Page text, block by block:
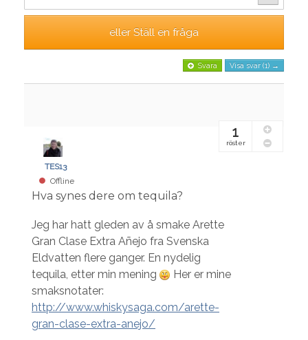
eller Ställ en fråga
Svara Visa svar (1) →
TES13
Offline
Hva synes dere om tequila?
1
röster
Jeg har hatt gleden av å smake Arette
Gran Clase Extra Añejo fra Svenska
Eldvatten flere ganger. En nydelig
tequila, etter min mening
Her er mine
smaksnotater:
http://www.whiskysaga.com/arette-
gran-clase-extra-anejo/